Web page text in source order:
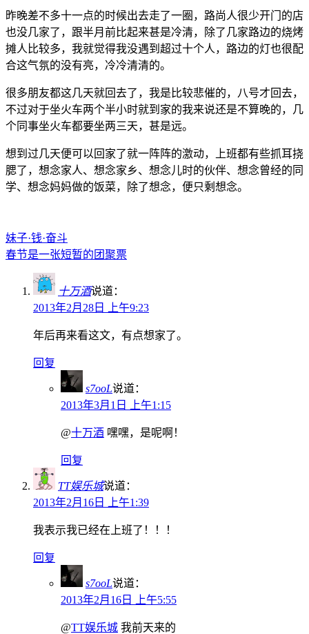
昨晚差不多十一点的时候出去走了一圈，路尚人很少开门的店
也没几家了，跟半月前比起来甚是冷清，除了几家路边的烧烤
摊人比较多，我就觉得我没遇到超过十个人，路边的灯也很配
合这气氛的没有亮，冷冷清清的。
很多朋友都这几天就回去了，我是比较悲催的，八号才回去，
不过对于坐火车两个半小时就到家的我来说还是不算晚的，几
个同事坐火车都要坐两三天，甚是远。
想到过几天便可以回家了就一阵阵的激动，上班都有些抓耳挠
腮了，想念家人、想念家乡、想念儿时的伙伴、想念曾经的同
学、想念妈妈做的饭菜，除了想念，便只剩想念。
妹子·钱·奋斗
春节是一张短暂的团聚票
十万酒说道：
2013年2月28日 上午9:23
年后再来看这文，有点想家了。
回复
s7ooL说道：
2013年3月1日 上午1:15
@十万酒 嘿嘿，是呢啊！
回复
TT娱乐城说道：
2013年2月16日 上午1:39
我表示我已经在上班了！！！
回复
s7ooL说道：
2013年2月16日 上午5:55
@TT娱乐城 我前天来的